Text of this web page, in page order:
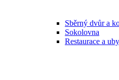
Sběrný dvůr a
Sokolovna
Restaurace a